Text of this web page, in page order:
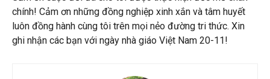
chính! Cảm ơn những đồng nghiệp xinh xắn và tâm huyết
luôn đồng hành cùng tôi trên mọi nẻo đường tri thức. Xin
ghi nhận các bạn với ngày nhà giáo Việt Nam 20-11!